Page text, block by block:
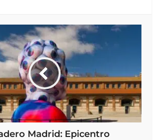
Madrid: Epicentro